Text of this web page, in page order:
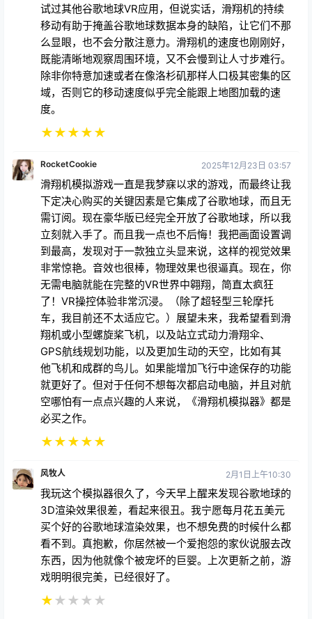
试过其他谷歌地球VR应用，但说实话，滑翔机的持续
移动有助于掩盖谷歌地球数据本身的缺陷，让它们不那
么显眼，也不会分散注意力。滑翔机的速度也刚刚好，
既能清晰地观察周围环境，又不会慢到让人寸步难行。
除非你特意加速或者在像洛杉矶那样人口极其密集的区
域，否则它的移动速度似乎完全能跟上地图加载的速
度。
★★★★★
RocketCookie 2025年12月23日 03:57
滑翔机模拟游戏一直是我梦寐以求的游戏，而最终让我
下定决心购买的关键因素是它集成了谷歌地球，而且无
需订阅。现在豪华版已经完全开放了谷歌地球，所以我
立刻就入手了。而且我一点也不后悔！我把画面设置调
到最高，发现对于一款独立头显来说，这样的视觉效果
非常惊艳。音效也很棒，物理效果也很逼真。现在，你
无需电脑就能在完整的VR世界中翱翔，简直太疯狂
了！VR操控体验非常沉浸。（除了超轻型三轮摩托
车，我目前还不太适应它。）展望未来，我希望看到滑
翔机或小型螺旋桨飞机，以及站立式动力滑翔伞、
GPS航线规划功能，以及更加生动的天空，比如有其
他飞机和成群的鸟儿。如果能增加飞行中途保存的功能
就更好了。但对于任何不想每次都启动电脑，并且对航
空哪怕有一点点兴趣的人来说，《滑翔机模拟器》都是
必买之作。
★★★★★
风牧人 2月1日上午10:30
我玩这个模拟器很久了，今天早上醒来发现谷歌地球的
3D渲染效果很差，看起来很丑。我宁愿每月花五美元
买个好的谷歌地球渲染效果，也不想免费的时候什么都
看不到。真抱歉，你居然被一个爱抱怨的家伙说服去改
东西，因为他就像个被宠坏的巨婴。上次更新之前，游
戏明明很完美，已经很好了。
★★ ★ ★ ★